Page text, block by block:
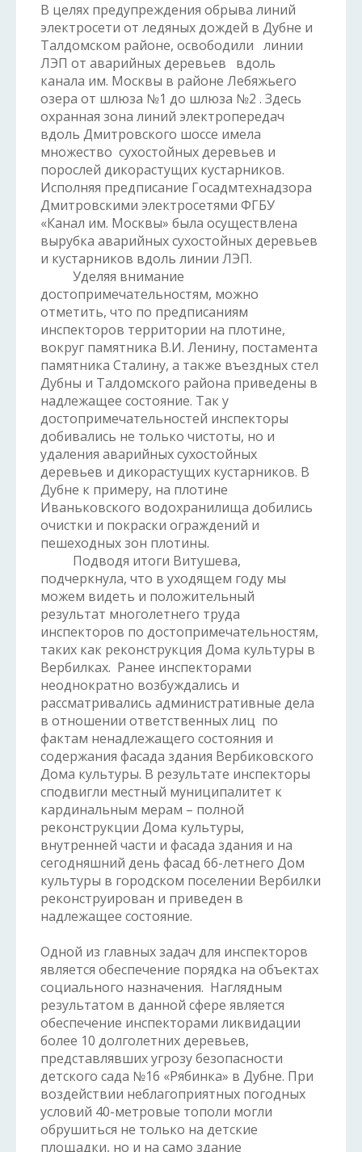
В целях предупреждения обрыва линий
электросети от ледяных дождей в Дубне и
Талдомском районе, освободили линии
ЛЭП от аварийных деревьев вдоль
канала им. Москвы в районе Лебяжьего
озера от шлюза №1 до шлюза №2 . Здесь
охранная зона линий электропередач
вдоль Дмитровского шоссе имела
множество сухостойных деревьев и
порослей дикорастущих кустарников.
Исполняя предписание Госадмтехнадзора
Дмитровскими электросетями ФГБУ
«Канал им. Москвы» была осуществлена
вырубка аварийных сухостойных деревьев
и кустарников вдоль линии ЛЭП.
Уделяя внимание
достопримечательностям, можно
отметить, что по предписаниям
инспекторов территории на плотине,
вокруг памятника В.И. Ленину, постамента
памятника Сталину, а также въездных стел
Дубны и Талдомского района приведены в
надлежащее состояние. Так у
достопримечательностей инспекторы
добивались не только чистоты, но и
удаления аварийных сухостойных
деревьев и дикорастущих кустарников. В
Дубне к примеру, на плотине
Иваньковского водохранилища добились
очистки и покраски ограждений и
пешеходных зон плотины.
Подводя итоги Витушева,
подчеркнула, что в уходящем году мы
можем видеть и положительный
результат многолетнего труда
инспекторов по достопримечательностям,
таких как реконструкция Дома культуры в
Вербилках. Ранее инспекторами
неоднократно возбуждались и
рассматривались административные дела
в отношении ответственных лиц по
фактам ненадлежащего состояния и
содержания фасада здания Вербиковского
Дома культуры. В результате инспекторы
сподвигли местный муниципалитет к
кардинальным мерам – полной
реконструкции Дома культуры,
внутренней части и фасада здания и на
сегодняшний день фасад 66-летнего Дом
культуры в городском поселении Вербилки
реконструирован и приведен в
надлежащее состояние.
Одной из главных задач для инспекторов
является обеспечение порядка на объектах
социального назначения. Наглядным
результатом в данной сфере является
обеспечение инспекторами ликвидации
более 10 долголетних деревьев,
представлявших угрозу безопасности
детского сада №16 «Рябинка» в Дубне. При
воздействии неблагоприятных погодных
условий 40-метровые тополи могли
обрушиться не только на детские
площадки, но и на само здание